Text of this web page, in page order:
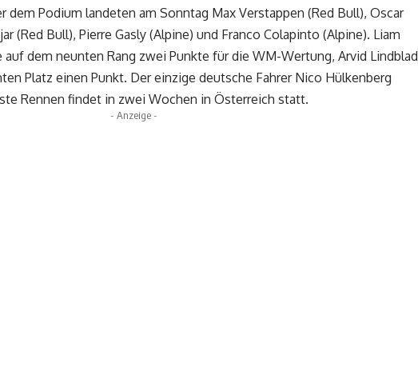
dem Podium landeten am Sonntag Max Verstappen (Red Bull), Oscar
(Red Bull), Pierre Gasly (Alpine) und Franco Colapinto (Alpine). Liam
dem neunten Rang zwei Punkte für die WM-Wertung, Arvid Lindblad
Platz einen Punkt. Der einzige deutsche Fahrer Nico Hülkenberg
Rennen findet in zwei Wochen in Österreich statt.
- Anzeige -